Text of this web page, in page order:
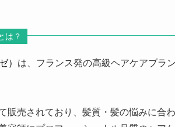
は？
） は、フランス発の高級ヘアケアブラ
販売されており、髪質・髪の悩みに合